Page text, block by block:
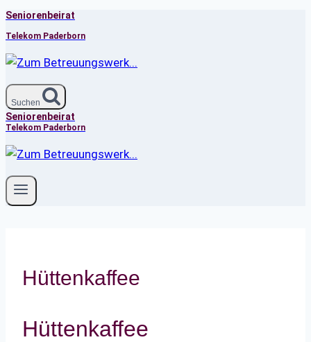
Zum
Inhalt
springen
Seniorenbeirat
Telekom Paderborn
Suchen
Seniorenbeirat
Telekom Paderborn
Hüttenkaffee
Hüttenkaffee